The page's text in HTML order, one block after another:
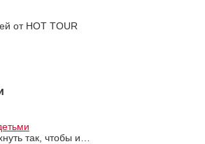
от HOT TOUR
так, чтобы и…